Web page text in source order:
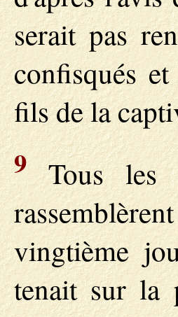
serait pas
confisqués
fils de la
9Tous les
vingtième
tenait sur la